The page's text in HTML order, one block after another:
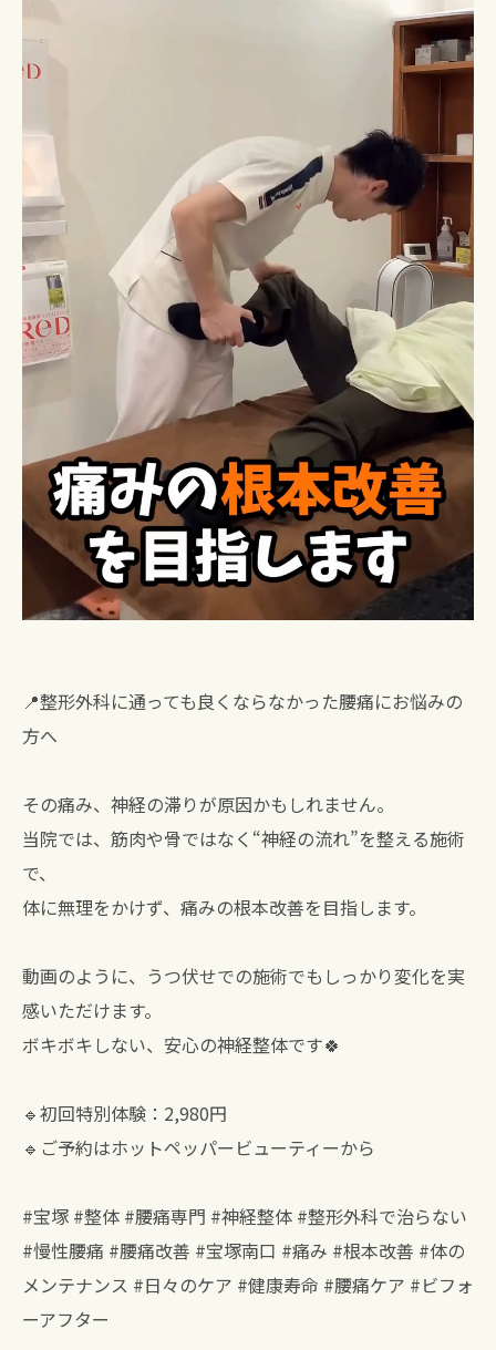
📍整形外科に通っても良くならなかった腰痛にお悩みの
方へ
その痛み、神経の滞りが原因かもしれません。
当院では、筋肉や骨ではなく“神経の流れ”を整える施術
で、
体に無理をかけず、痛みの根本改善を目指します。
動画のように、うつ伏せでの施術でもしっかり変化を実
感いただけます。
ボキボキしない、安心の神経整体です🍀
🔹初回特別体験：2,980円
🔹ご予約はホットペッパービューティーから
#宝塚 #整体 #腰痛専門 #神経整体 #整形外科で治らない
#慢性腰痛 #腰痛改善 #宝塚南口 #痛み #根本改善 #体の
メンテナンス #日々のケア #健康寿命 #腰痛ケア #ビフォ
ーアフター